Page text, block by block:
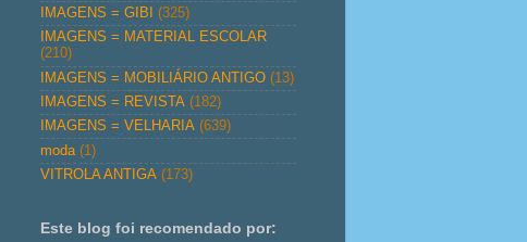
IMAGENS = GIBI
(325)
IMAGENS = MATERIAL ESCOLAR
(210)
IMAGENS = MOBILIÁRIO ANTIGO (13)
IMAGENS = REVISTA (182)
IMAGENS = VELHARIA (639)
moda (1)
VITROLA ANTIGA (173)
Este blog foi recomendado por: